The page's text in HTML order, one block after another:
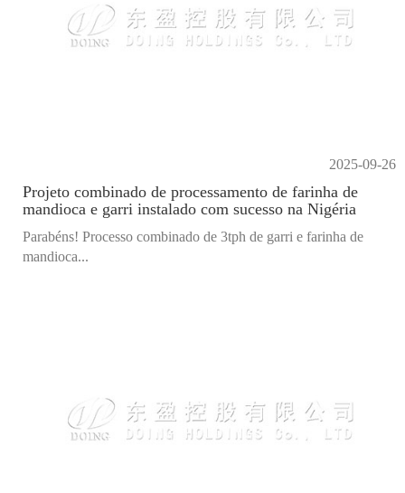
2025-09-26
Projeto combinado de processamento de farinha de
mandioca e garri instalado com sucesso na Nigéria
Parabéns! Processo combinado de 3tph de garri e farinha de
mandioca...